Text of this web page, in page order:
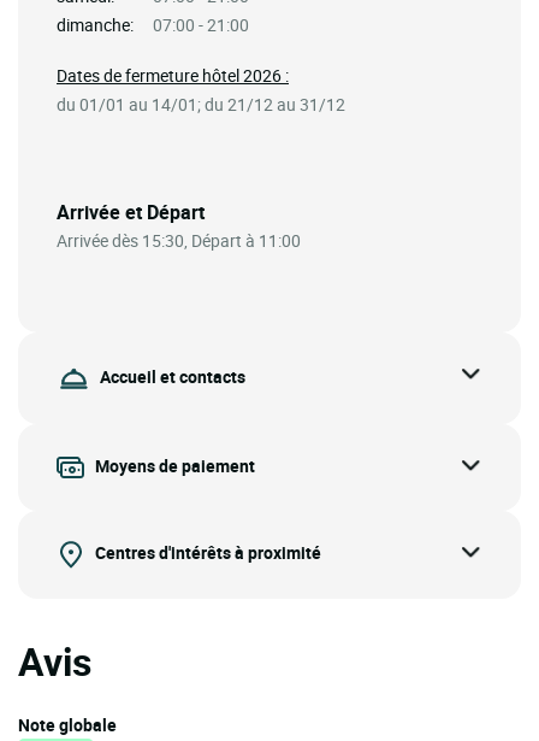
dimanche:
07:00 - 21:00
Arrivée et Départ
Arrivée dès 15:30, Départ à 11:00
Dates de fermeture hôtel 2026 :
du 01/01 au 14/01; du 21/12 au 31/12
Accueil et contacts
Moyens de paiement
Centres d'intérêts à proximité
Avis
Note globale